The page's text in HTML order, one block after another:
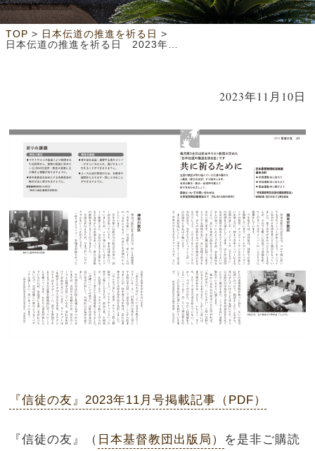
TOP > 日本伝道の推進を祈る日 >
2023年11月10日
『信徒の友』2023年11月号掲載記事（PDF）
『信徒の友』（ 日本基督教団出版局） を是非ご購読